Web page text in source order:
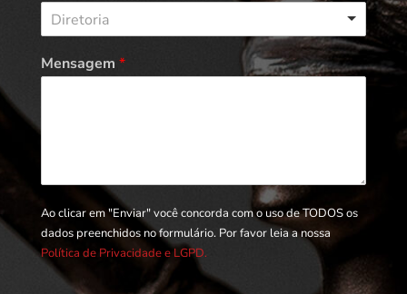
Diretoria
Mensagem *
Ao clicar em "Enviar" você concorda com o uso de TODOS os
dados preenchidos no formulário. Por favor leia a nossa
Política de Privacidade e LGPD.